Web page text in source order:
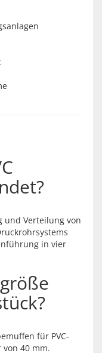
und Verteilung von
in vier
für PVC-
40 mm.